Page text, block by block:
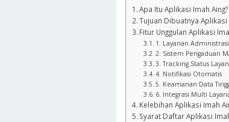
Apa Itu Aplikasi Imah Aing?
Tujuan Dibuatnya Aplikasi
Fitur Unggulan Aplikasi
1. Layanan
2. Sistem Pengaduan
3. Tracking Status
4. Notifikasi Otomatis
5. Keamanan Data
6. Integrasi Multi
Kelebihan Aplikasi Imah
Syarat Daftar Aplikasi